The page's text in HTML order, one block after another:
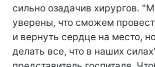
сильно озадачив хирургов.
уверены, что сможем
и вернуть сердце на место,
делать все, что в наших